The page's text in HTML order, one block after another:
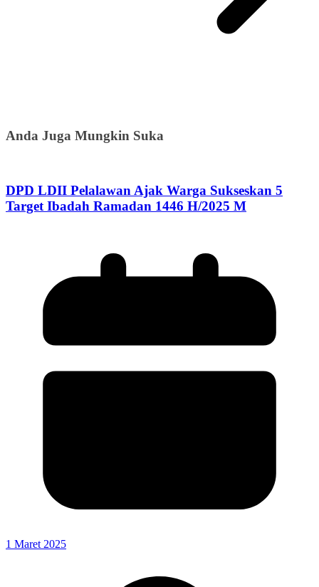
Anda Juga Mungkin Suka
DPD LDII Pelalawan Ajak Warga Sukseskan 5
Target Ibadah Ramadan 1446 H/2025 M
1 Maret 2025